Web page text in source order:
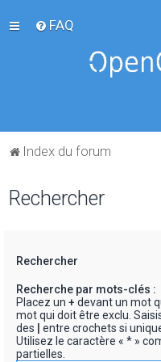
FAQ
Index du forum
Rechercher
Rechercher
Recherche par mots-clés :
Placez un + devant un mot
mot qui doit être exclu.
des
entre crochets si
Utilisez le caractère « * »
partielles.